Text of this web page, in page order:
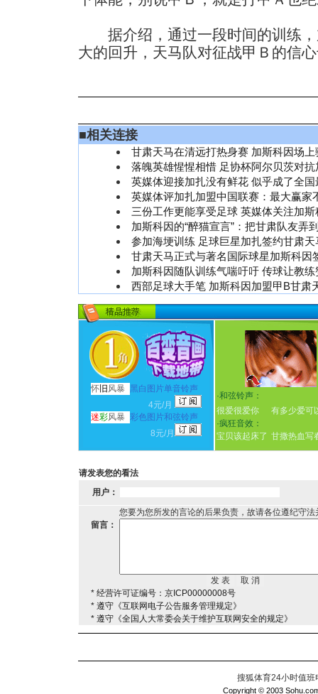
据介绍，通过一段时间的训练，
大的回升，天马队对征战甲Ｂ的信
■相关连接
甘肃天马在清远打热身赛 加斯科因场
落魄英雄惺惺相惜 足协杯阿尔贝茨对
英媒体迎接加扎没有鲜花 似乎成了全
英媒体评加扎加盟中国联赛：最大赢家
三份工作更能享受足球 英媒体关注加
加斯科因的“醉猫宣言”：把甘肃队友弄
参加海埂训练 足球巨星加扎签约甘肃
甘肃天马正式与著名国际球星加斯科因
加斯科因随队训练气喘吁吁 传球让教
西部足球大手笔 加斯科因加盟甲B甘肃
怀 旧 风暴
黑白图片单音铃声
4元/月
迷彩风暴 彩色图片和弦铃声
8元/月
·和弦铃声：
很爱很爱你
有多少爱可
·疯狂音效：
宝贝该起床了 甘撒热血写
请发表您的看法
用户：
您要为您所发的言论的后果负责，故请各位遵纪守
留言：
* 经营许可证编号：京ICP00000008号
* 遵守《互联网电子公告服务管理规定》
* 遵守《全国人大常委会关于维护互联网安全的规定》
搜狐体育24小时值
Copyright © 2003